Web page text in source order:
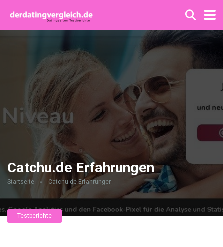
Catchu.de Erfahrungen
Startseite » Catchu.de Erfahrungen
Testberichte